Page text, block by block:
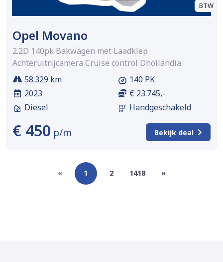
BTW
Opel Movano
2.2D 140pk Bakwagen met Laadklep
Achteruitrijcamera Cruise control Dhollandia
58.329 km
2023
Diesel
140 PK
€ 23.745,-
Handgeschakeld
€ 450 p/m Bekijk deal
« 1 2 1418 »